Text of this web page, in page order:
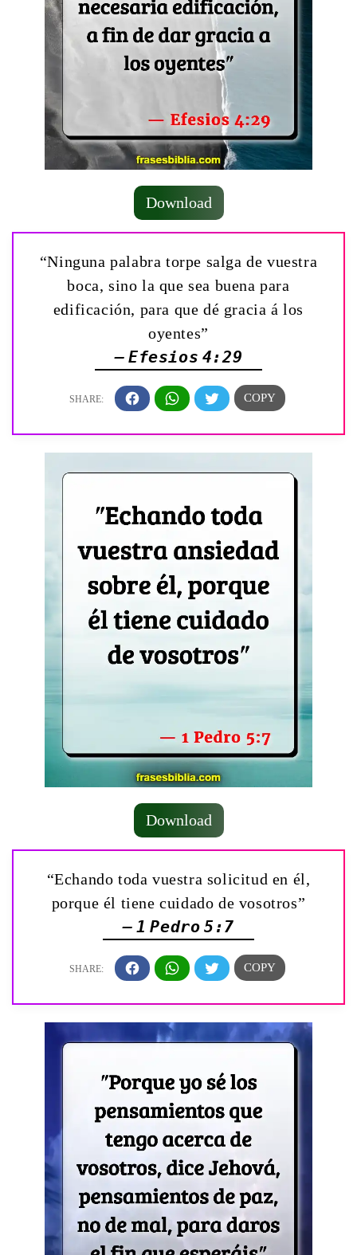
Download
“Ninguna palabra torpe salga de vuestra
boca, sino la que sea buena para
edificación, para que dé gracia á los
oyentes”
— Efesios 4:29
Download
“Echando toda vuestra solicitud en él,
porque él tiene cuidado de vosotros”
— 1 Pedro 5:7